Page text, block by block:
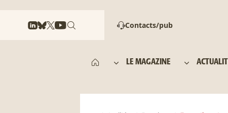
Contacts/pub
LE MAGAZINE